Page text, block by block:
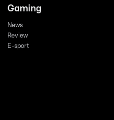
Gaming
News
Review
E-sport